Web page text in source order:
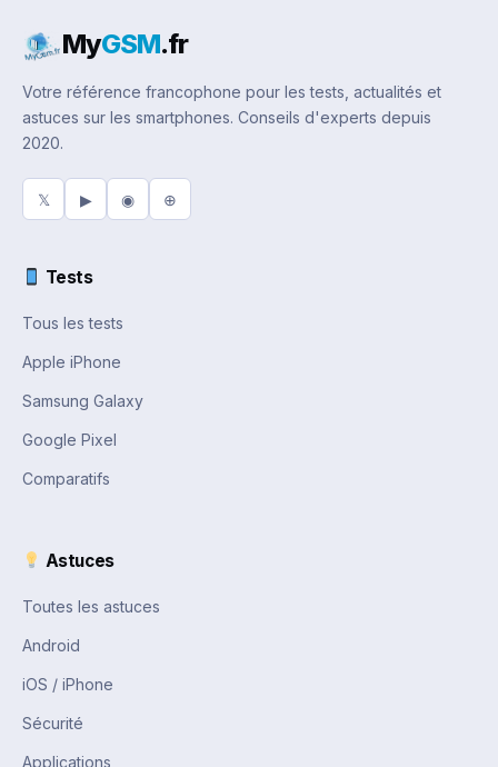
MyGSM.fr
Votre référence francophone pour les tests, actualités et
astuces sur les smartphones. Conseils d'experts depuis
2020.
𝕏 ▶ ◉ ⊕
Tests
Tous les tests
Apple iPhone
Samsung Galaxy
Google Pixel
Comparatifs
Astuces
Toutes les astuces
Android
iOS / iPhone
Sécurité
Applications